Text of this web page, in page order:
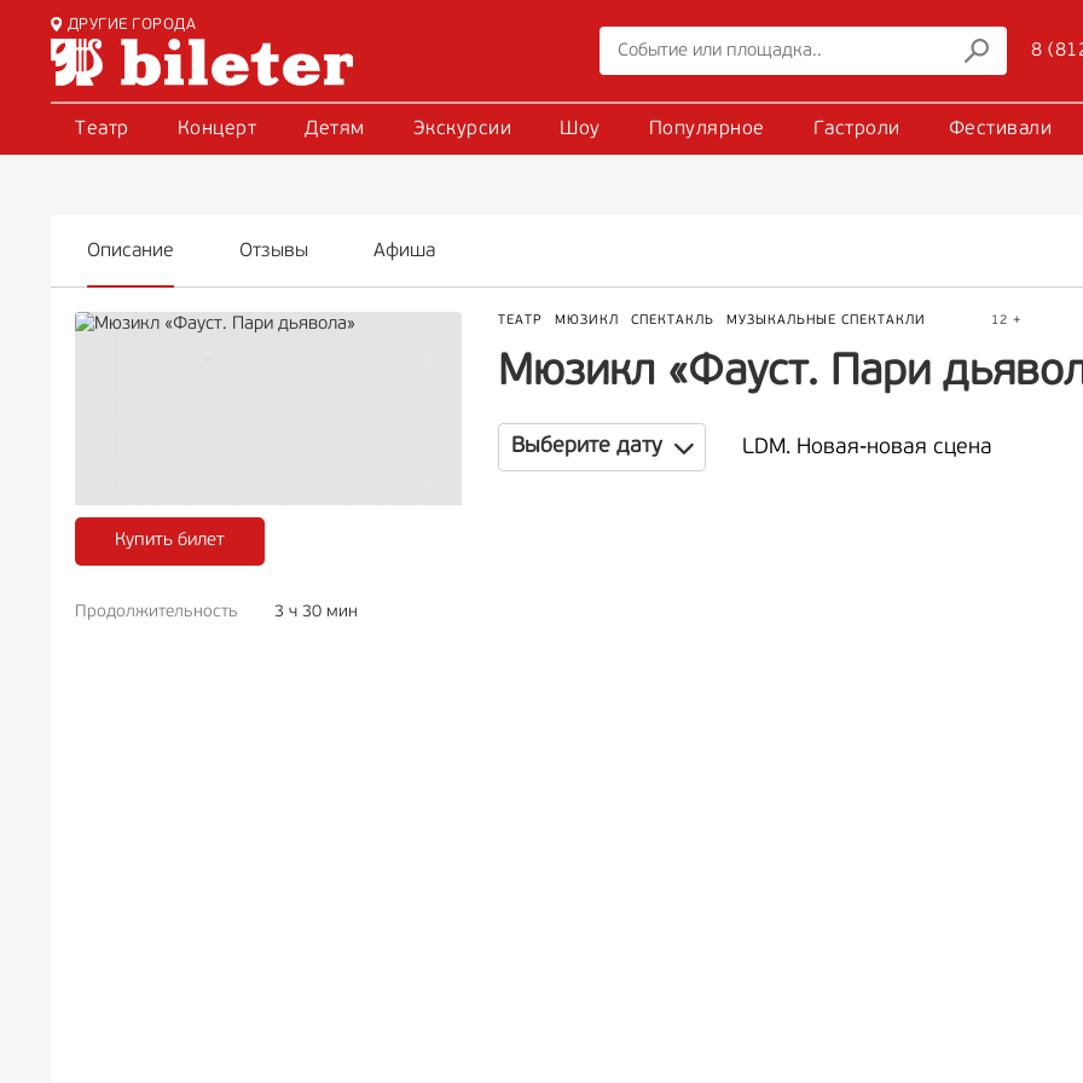
ДРУГИЕ ГОРОДА
8
Театр Концерт Детям Экскурсии Шоу Популярное Гастроли Фестивали
Описание Отзывы Афиша
ТЕАТР МЮЗИКЛ СПЕКТАКЛЬ МУЗЫКАЛЬНЫЕ СПЕКТАКЛИ 12 +
Мюзикл «Фауст. Пари
Выберите дату LDM. Новая-новая сцена
Купить билет
Продолжительность 3 ч 30 мин